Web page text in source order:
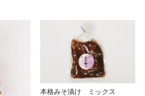
本格みそ漬け ミックス